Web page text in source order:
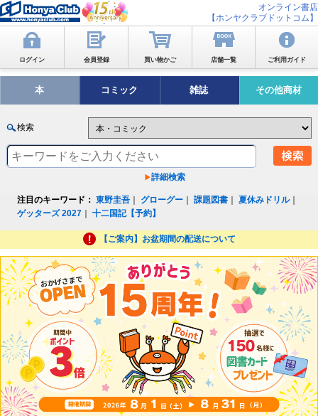
オンライン書店
【ホンヤクラブドットコム】
ログイン 会員登録 買い物かご 店舗一覧 ご利用ガイド
本 コミック 雑誌 その他商材
検索
詳細検索
注目のキーワード： 東野圭吾 グローグー ｜課題図書 ｜夏休みドリル｜
ゲッターズ 2027 ｜十二国記【予約】
【ご案内】お盆期間の配送について